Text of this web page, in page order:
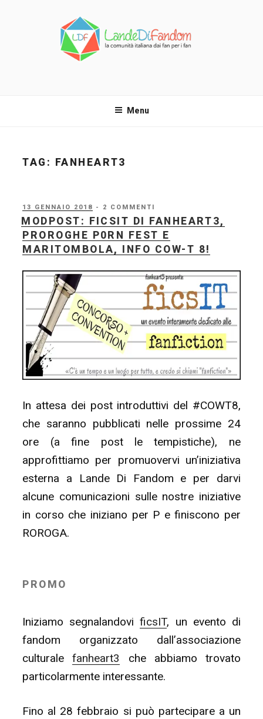
Menu
TAG: FANHEART3
PUBBLICATO
IL
13 GENNAIO 2018 - 2 COMMENTI
MODPOST: FICSIT DI FANHEART3,
PROROGHE P0RN FEST E
MARITOMBOLA, INFO COW-T 8!
In attesa dei post introduttivi del #COWT8,
che saranno pubblicati nelle prossime 24
ore (a fine post le tempistiche), ne
approfittiamo per promuovervi un’iniziativa
esterna a Lande Di Fandom e per darvi
alcune comunicazioni sulle nostre iniziative
in corso che iniziano per P e finiscono per
ROROGA.
PROMO
Iniziamo segnalandovificsIT, un evento di
fandom organizzato dall’associazione
culturalefanheart3
che abbiamo trovato
particolarmente interessante.
Fino al 28 febbraio si può partecipare a un